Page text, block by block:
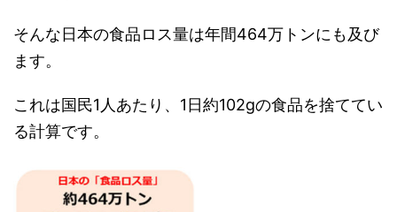
そんな日本の食品ロス量は年間464万トンにも及び
ます。
これは国民1人あたり、1日約102gの食品を捨ててい
る計算です。